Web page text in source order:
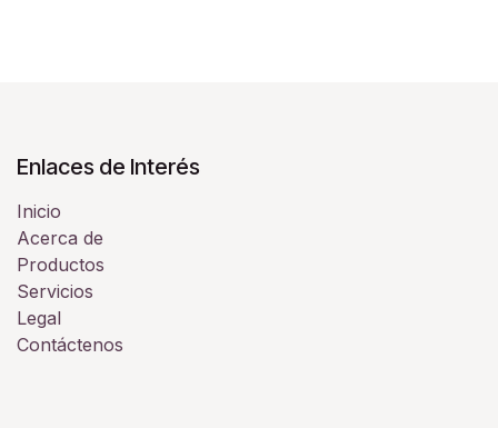
Enlaces de Interés
Inicio
Acerca de
Productos
Servicios
Legal
Contáctenos